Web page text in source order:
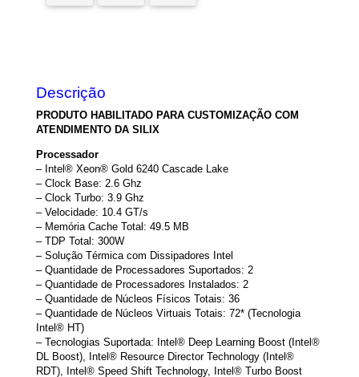
Ouro
DDR4
ECC
RDIMM
/
2x
1TB
SATA3
TORRE
Dual
Xeon
quantidade
Descrição
PRODUTO HABILITADO PARA CUSTOMIZAÇÃO COM
ATENDIMENTO DA SILIX
Processador
– Intel® Xeon® Gold 6240 Cascade Lake
– Clock Base: 2.6 Ghz
– Clock Turbo: 3.9 Ghz
– Velocidade: 10.4 GT/s
– Memória Cache Total: 49.5 MB
– TDP Total: 300W
– Solução Térmica com Dissipadores Intel
– Quantidade de Processadores Suportados: 2
– Quantidade de Processadores Instalados: 2
– Quantidade de Núcleos Físicos Totais: 36
– Quantidade de Núcleos Virtuais Totais: 72* (Tecnologia
Intel® HT)
– Tecnologias Suportada: Intel® Deep Learning Boost (Intel®
DL Boost), Intel® Resource Director Technology (Intel®
RDT), Intel® Speed Shift Technology, Intel® Turbo Boost